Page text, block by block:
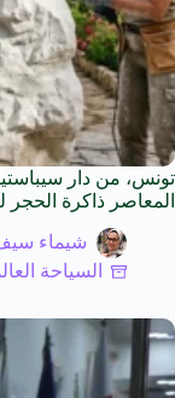
تونس، من دار
المعاصر ذاكرة الحجر
شيماء
السياحة